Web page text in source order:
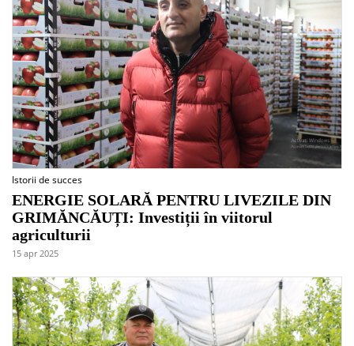
Istorii de succes
ENERGIE SOLARĂ PENTRU LIVEZILE DIN
GRIMĂNCĂUȚI: Investiții în viitorul
agriculturii
15 apr 2025